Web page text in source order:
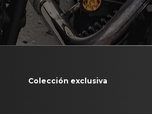
Colección exclusiva